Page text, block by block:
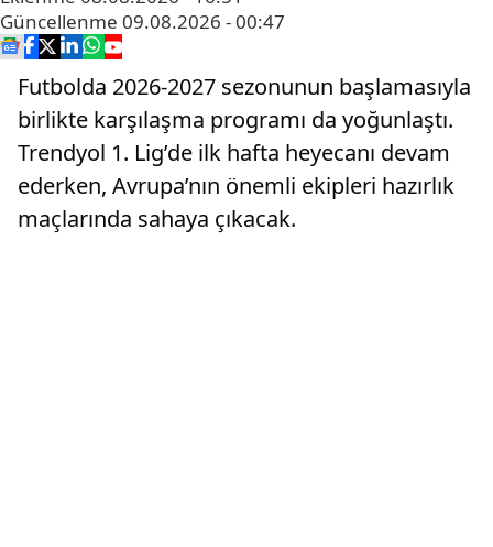
Güncellenme 09.08.2026 - 00:47
Futbolda 2026-2027 sezonunun başlamasıyla
birlikte karşılaşma programı da yoğunlaştı.
Trendyol 1. Lig’de ilk hafta heyecanı devam
ederken, Avrupa’nın önemli ekipleri hazırlık
maçlarında sahaya çıkacak.